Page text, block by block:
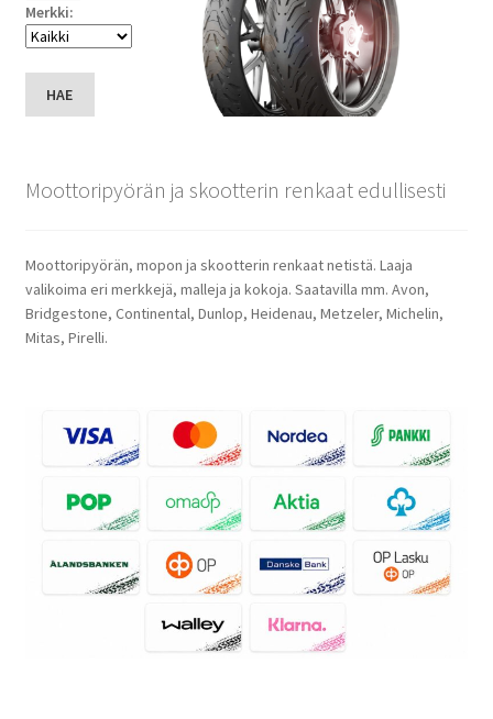
Merkki:
HAE
Moottoripyörän ja skootterin renkaat edullisesti
Moottoripyörän, mopon ja skootterin renkaat netistä. Laaja
valikoima eri merkkejä, malleja ja kokoja. Saatavilla mm. Avon,
Bridgestone, Continental, Dunlop, Heidenau, Metzeler, Michelin,
Mitas, Pirelli.